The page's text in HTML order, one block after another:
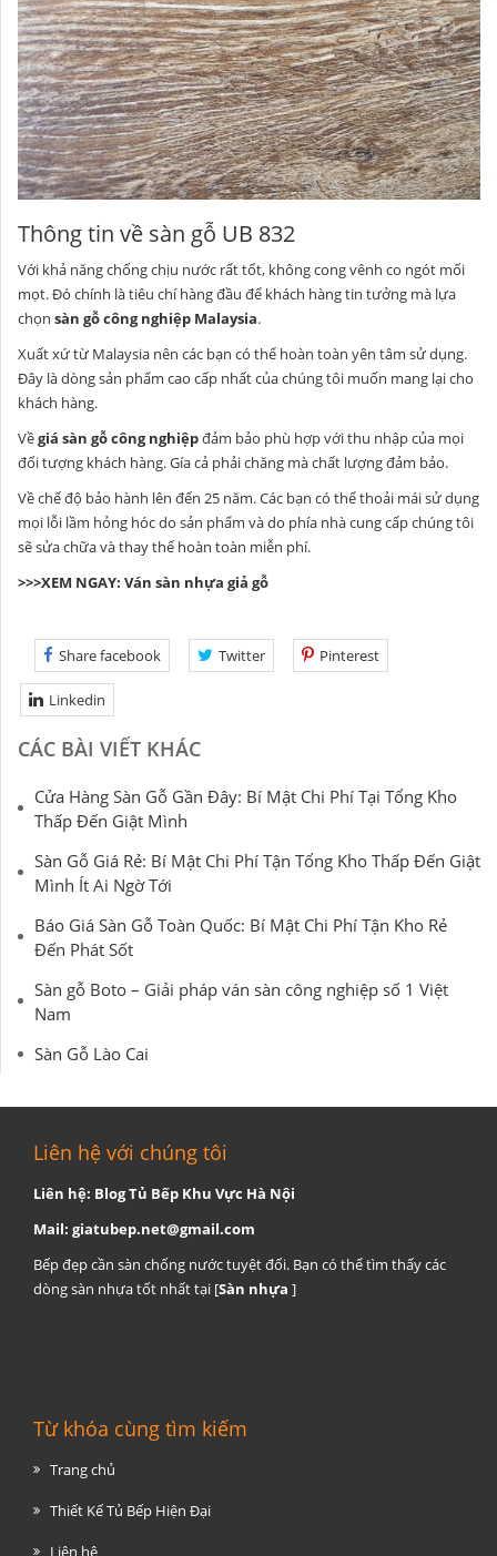
Thông tin về sàn gỗ UB 832
Với khả năng chống chịu nước rất tốt, không cong vênh co ngót mối
mọt. Đó chính là tiêu chí hàng đầu để khách hàng tin tưởng mà lựa
chọn sàn gỗ công nghiệp Malaysia.
Xuất xứ từ Malaysia nên các bạn có thể hoàn toàn yên tâm sử dụng.
Đây là dòng sản phẩm cao cấp nhất của chúng tôi muốn mang lại cho
khách hàng.
Vềgiá sàn gỗ công nghiệpđảm bảo phù hợp với thu nhập của mọi
đối tượng khách hàng. Gía cả phải chăng mà chất lượng đảm bảo.
Về chế độ bảo hành lên đến 25 năm. Các bạn có thể thoải mái sử dụng
mọi lỗi lầm hỏng hóc do sản phẩm và do phía nhà cung cấp chúng tôi
sẽ sửa chữa và thay thế hoàn toàn miễn phí.
>>>XEM NGAY: Ván sàn nhựa giả gỗ
Share facebook Twitter Pinterest
Linkedin
CÁC BÀI VIẾT KHÁC
Cửa Hàng Sàn Gỗ Gần Đây: Bí Mật Chi Phí Tại Tổng Kho
Thấp Đến Giật Mình
Sàn Gỗ Giá Rẻ: Bí Mật Chi Phí Tận Tổng Kho Thấp Đến Giật
Mình Ít Ai Ngờ Tới
Báo Giá Sàn Gỗ Toàn Quốc: Bí Mật Chi Phí Tận Kho Rẻ
Đến Phát Sốt
Sàn gỗ Boto – Giải pháp ván sàn công nghiệp số 1 Việt
Nam
Sàn Gỗ Lào Cai
Liên hệ với chúng tôi
Liên hệ: Blog Tủ Bếp Khu Vực Hà Nội
Mail: giatubep.net@gmail.com
Bếp đẹp cần sàn chống nước tuyệt đối. Bạn có thể tìm thấy các
dòng sàn nhựa tốt nhất tại [Sàn nhựa ]
Từ khóa cùng tìm kiếm
Trang chủ
Thiết Kế Tủ Bếp Hiện Đại
Liên hệ